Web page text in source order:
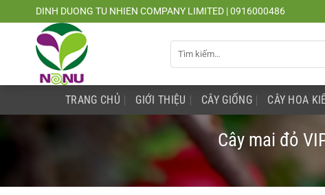
đến
DINH DUONG TU NHIEN COMPANY LIMITED | 0916000486
kiếm:
TRANG CHỦ GIỚI THIỆU CÂY GIỐNG CÂY HOA
Cây mai đỏ